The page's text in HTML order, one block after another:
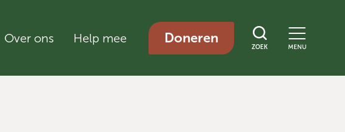
Over ons Help mee Doneren
ZOEK MENU